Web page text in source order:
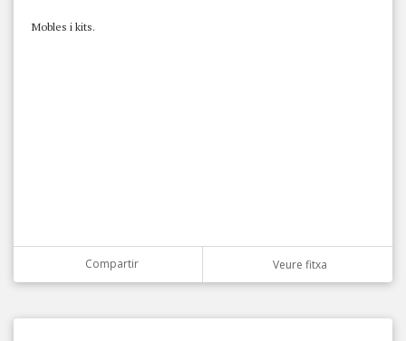
Mobles i kits.
Compartir Veure fitxa